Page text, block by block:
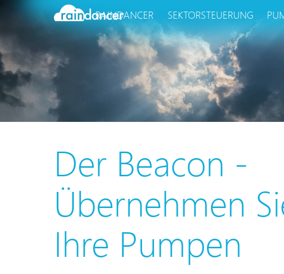
RAINDANCER SEKTORSTEUERUNG
Der Beacon -
Übernehmen
Ihre Pumpen